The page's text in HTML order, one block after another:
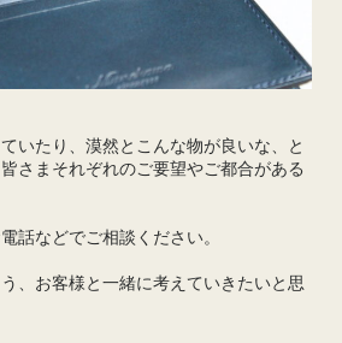
いたり、漠然とこんな物が良いな、と
さまそれぞれのご要望やご都合がある
話などでご相談ください。
、お客様と一緒に考えていきたいと思